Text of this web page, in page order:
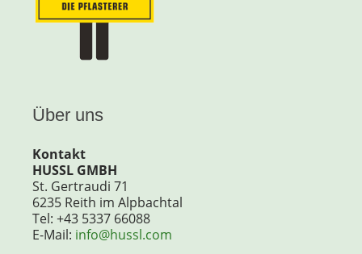
Über uns
Kontakt
HUSSL GMBH
St. Gertraudi 71
6235 Reith im Alpbachtal
Tel: +43 5337 66088
E-Mail: info@hussl.com